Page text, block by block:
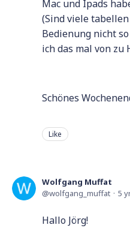
Mac und Ipads
(Sind viele
Bedienung nicht
ich das mal von zu
Schönes
Like
Wolfgang Muffat
wolfgang_muffat
5
Hallo Jörg!